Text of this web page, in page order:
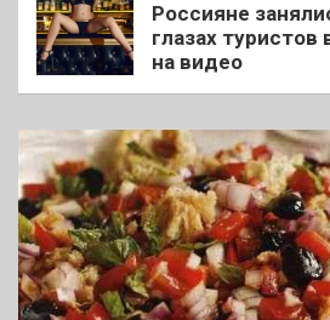
Россияне
глазах туристов
на видео